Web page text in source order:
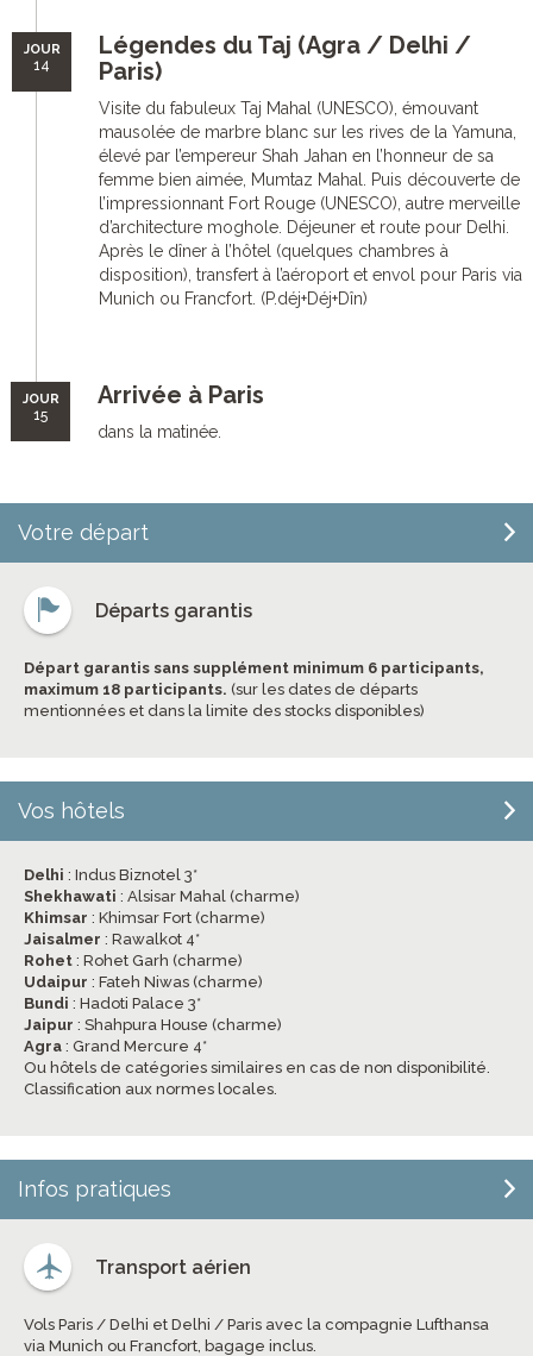
JOUR
14
Légendes du Taj (Agra / Delhi /
Paris)
Visite du fabuleux Taj Mahal (UNESCO), émouvant
mausolée de marbre blanc sur les rives de la Yamuna,
élevé par l’empereur Shah Jahan en l’honneur de sa
femme bien aimée, Mumtaz Mahal. Puis découverte de
l’impressionnant Fort Rouge (UNESCO), autre merveille
d’architecture moghole. Déjeuner et route pour Delhi.
Après le dîner à l’hôtel (quelques chambres à
disposition), transfert à l’aéroport et envol pour Paris via
Munich ou Francfort. (P.déj+Déj+Dîn)
JOUR
15
Arrivée à Paris
dans la matinée.
Votre départ
Départs garantis
Départ garantis sans supplément minimum 6 participants,
maximum 18 participants. (sur les dates de départs
mentionnées et dans la limite des stocks disponibles)
Vos hôtels
Delhi : Indus Biznotel 3*
Shekhawati : Alsisar Mahal (charme)
Khimsar : Khimsar Fort (charme)
Jaisalmer : Rawalkot 4*
Rohet : Rohet Garh (charme)
Udaipur : Fateh Niwas (charme)
Bundi : Hadoti Palace 3*
Jaipur : Shahpura House (charme)
Agra : Grand Mercure 4*
Ou hôtels de catégories similaires en cas de non disponibilité.
Classification aux normes locales.
Infos pratiques
Transport aérien
Vols Paris / Delhi et Delhi / Paris avec la compagnie Lufthansa
via Munich ou Francfort, bagage inclus.